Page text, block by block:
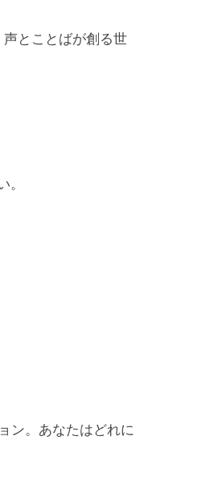
とことばが創る世
ン。あなたはどれに